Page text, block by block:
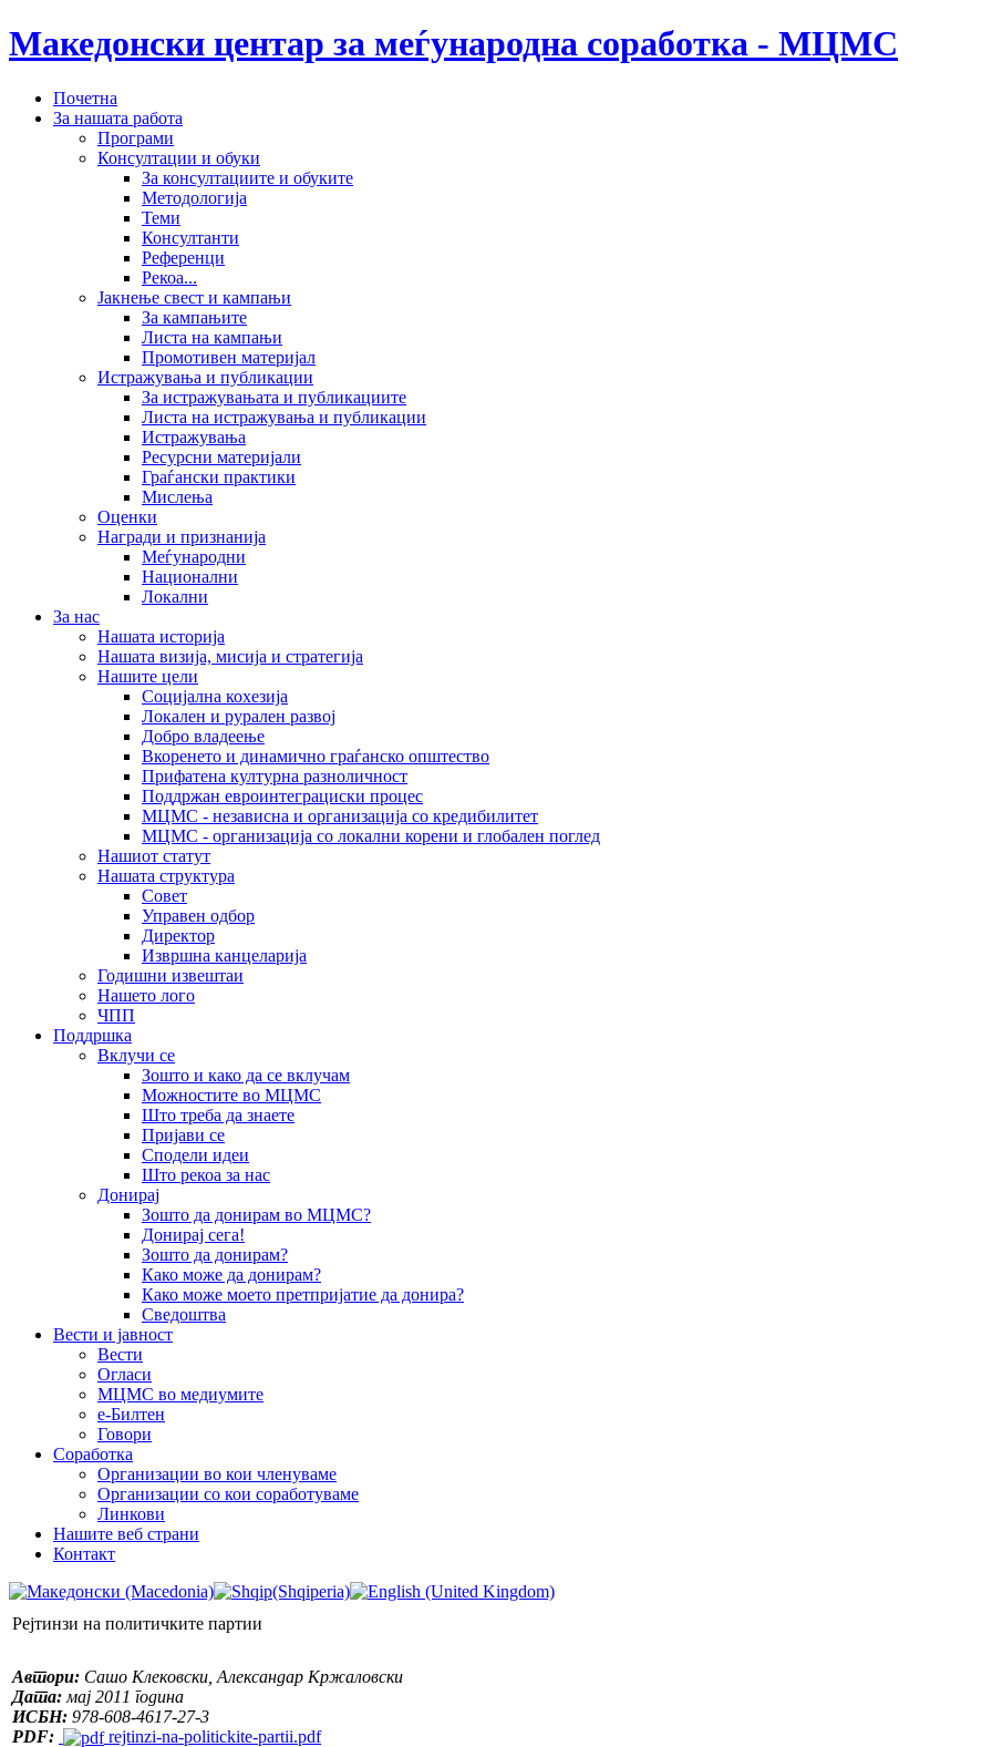
Македонски центар за меѓународна соработка - МЦМС
Почетна
За нашата работа
Програми
Консултации и обуки
За консултациите и обуките
Методологија
Теми
Консултанти
Референци
Рекоа...
Јакнење свест и кампањи
За кампањите
Листа на кампањи
Промотивен материјал
Истражувања и публикации
За истражувањата и публикациите
Листа на истражувања и публикации
Истражувања
Ресурсни материјали
Граѓански практики
Мислења
Оценки
Награди и признанија
Меѓународни
Национални
Локални
За нас
Нашата историја
Нашата визија, мисија и стратегија
Нашите цели
Социјална кохезија
Локален и рурален развој
Добро владеење
Вкоренето и динамично граѓанско општество
Прифатена културна разноличност
Поддржан евроинтеграциски процес
МЦМС - независна и организација со кредибилитет
МЦМС - организација со локални корени и глобален поглед
Нашиот статут
Нашата структура
Совет
Управен одбор
Директор
Извршна канцеларија
Годишни извештаи
Нашето лого
ЧПП
Поддршка
Вклучи се
Зошто и како да се вклучам
Можностите во МЦМС
Што треба да знаете
Пријави се
Сподели идеи
Што рекоа за нас
Донирај
Зошто да донирам во МЦМС?
Донирај сега!
Зошто да донирам?
Како може да донирам?
Како може моето претпријатие да донира?
Сведоштва
Вести и јавност
Вести
Огласи
МЦМС во медиумите
е-Билтен
Говори
Соработка
Организации во кои членуваме
Организации со кои соработуваме
Линкови
Нашите веб страни
Контакт
Рејтинзи на политичките партии
Автори: Сашо Клековски, Александар Кржаловски
Дата: мај 2011 година
ИСБН: 978-608-4617-27-3
PDF:
rejtinzi-na-politickite-partii.pdf